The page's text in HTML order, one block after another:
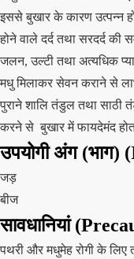
इससे बुखार के कारण उत्पन्न
होने वाले दर्द तथा सरदर्द
जलन, उल्टी तथा अत्यधिक
मधु मिलाकर सेवन कराने से
पुराने शालि तंडुल तथा साठी
करने से बुखार में फायदेमंद
उपयोगी अंग (भाग)
जड़
बीज
सावधानियां
पथरी और मधुमेह रोगी के लिए